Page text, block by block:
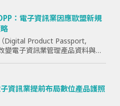
7月15日於...
：電子資訊業因應歐盟新規
Digital Product Passport,
變電子資訊業管理產品資料與供
資訊業提前布局數位產品護照